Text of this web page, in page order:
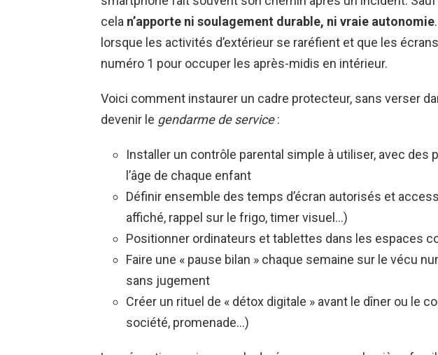
cela n’apporte ni soulagement durable, ni vraie autonomie
lorsque les activités d’extérieur se raréfient et que les
numéro 1 pour occuper les après-midis en intérieur.
Voici comment instaurer un cadre protecteur, sans verser
devenir le gendarme de service:
Installer un contrôle parental simple à utiliser, avec des
l’âge de chaque enfant
Définir ensemble des temps d’écran autorisés et
affiché, rappel sur le frigo, timer visuel…)
Positionner ordinateurs et tablettes dans les espaces
Faire une « pause bilan » chaque semaine sur le vécu
sans jugement
Créer un rituel de « détox digitale » avant le dîner ou le
société, promenade…)